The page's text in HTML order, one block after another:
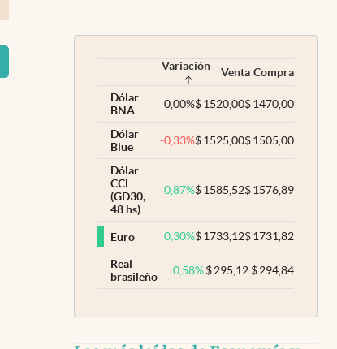
Variación Venta Compra
Dólar
BNA
0,00%$1520,00$1470,00
Dólar
Blue
-0,33%$1525,00$1505,00
Dólar
CCL
(GD30,
48 hs)
0,87%$1585,52$1576,89
Euro 0,30%$1733,12$1731,82
Real
brasileño
0,58% $295,12 $294,84